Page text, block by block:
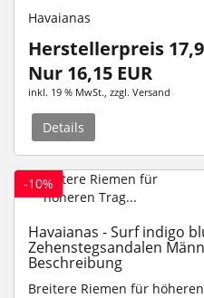
Havaianas
Herstellerpreis
Nur 16,15 EUR
inkl. 19 % MwSt. , zzgl. Versand
Details
-10%
Havaianas - Surf indigo
Zehenstegsandalen
Beschreibung
Breitere Riemen für